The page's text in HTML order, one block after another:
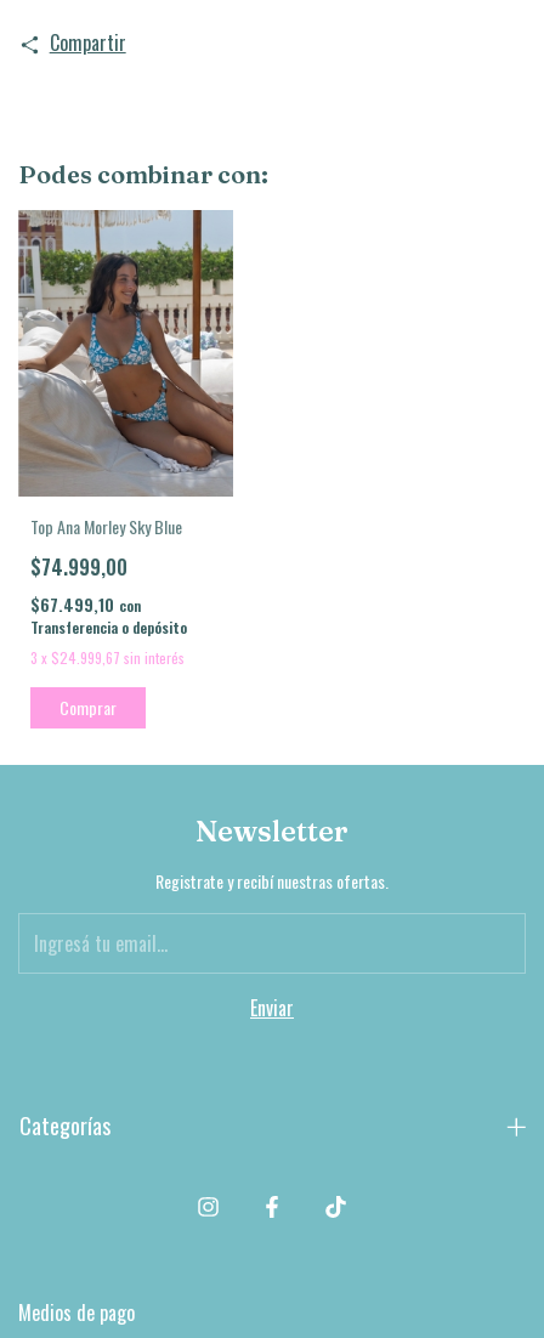
Compartir
Podes combinar con:
Top Ana Morley Sky Blue
$74.999,00
$67.499,10 con
Transferencia o depósito
3 x $24.999,67 sin interés
Comprar
Newsletter
Registrate y recibí nuestras ofertas.
Categorías
Medios de pago